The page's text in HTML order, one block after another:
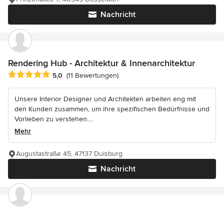
Nachricht
Rendering Hub - Architektur & Innenarchitektur
Durchschnittliche Bewertung: 5 von 5 Sternen
5,0 (11 Bewertungen)
Unsere Interior Designer und Architekten arbeiten eng mit
den Kunden zusammen, um ihre spezifischen Bedürfnisse und
Vorlieben zu verstehen....
Mehr
Nachricht
Augustastraße 45, 47137 Duisburg